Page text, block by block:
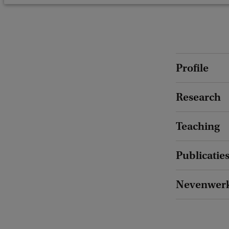
Profile
Research
Teaching
Publicaties